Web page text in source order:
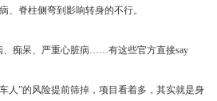
、脊柱侧弯到影响转身的不行。
、痴呆、严重心脏病……有这些官方直接say
人”的风险提前筛掉，项目看着多，其实就是身